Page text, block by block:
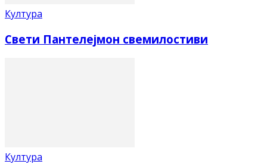
Култура
Свети Пантелејмон свемилостиви
Култура